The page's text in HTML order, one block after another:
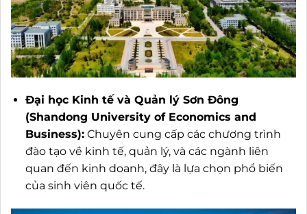
Đại học Kinh tế và Quản lý Sơn Đông
(Shandong University of Economics and
Business):Chuyên cung cấp các chương trình
đào tạo về kinh tế, quản lý, và các ngành liên
quan đến kinh doanh, đây là lựa chọn phổ biến
của sinh viên quốc tế.